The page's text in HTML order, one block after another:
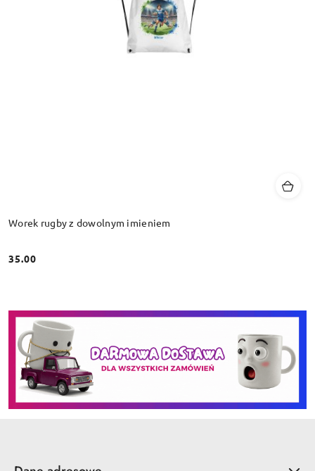
Worek rugby z dowolnym imieniem
Cena:
35.00